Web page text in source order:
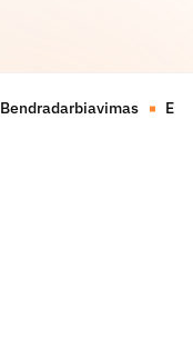
Bendradarbiavimas